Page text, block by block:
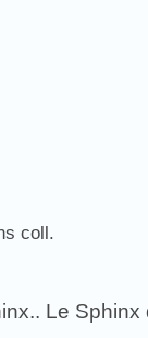
coll.
Le Sphinx